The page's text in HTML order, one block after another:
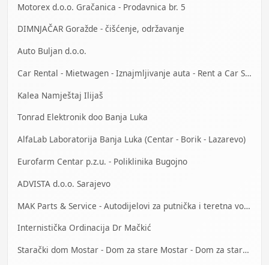
Motorex d.o.o. Gračanica - Prodavnica br. 5
DIMNJAČAR Goražde - čišćenje, održavanje
Auto Buljan d.o.o.
Car Rental - Mietwagen - Iznajmljivanje auta - Rent a Car Sarajevo
Kalea Namještaj Ilijaš
Tonrad Elektronik doo Banja Luka
AlfaLab Laboratorija Banja Luka (Centar - Borik - Lazarevo)
Eurofarm Centar p.z.u. - Poliklinika Bugojno
ADVISTA d.o.o. Sarajevo
MAK Parts & Service - Autodijelovi za putnička i teretna vozila Gračanica
Internistička Ordinacija Dr Mačkić
Starački dom Mostar - Dom za stare Mostar - Dom za stara lica Mostar